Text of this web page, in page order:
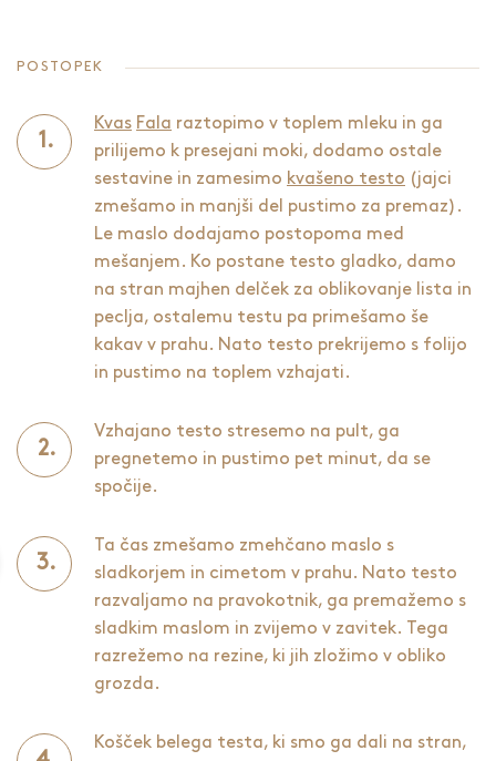
POSTOPEK
Kvas Fala raztopimo v toplem mleku in ga
prilijemo k presejani moki, dodamo ostale
sestavine in zamesimo kvašeno testo (jajci
zmešamo in manjši del pustimo za premaz).
Le maslo dodajamo postopoma med
mešanjem. Ko postane testo gladko, damo
na stran majhen delček za oblikovanje lista in
peclja, ostalemu testu pa primešamo še
kakav v prahu. Nato testo prekrijemo s folijo
in pustimo na toplem vzhajati.
Vzhajano testo stresemo na pult, ga
pregnetemo in pustimo pet minut, da se
spočije.
Ta čas zmešamo zmehčano maslo s
sladkorjem in cimetom v prahu. Nato testo
razvaljamo na pravokotnik, ga premažemo s
sladkim maslom in zvijemo v zavitek. Tega
razrežemo na rezine, ki jih zložimo v obliko
grozda.
Košček belega testa, ki smo ga dali na stran,